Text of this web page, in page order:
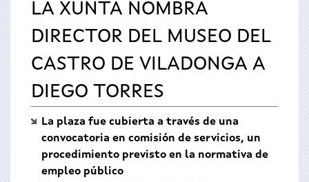
encuentra
usted
aquí
LA XUNTA NOMBRA
DIRECTOR DEL MUSEO DEL
CASTRO DE VILADONGA A
DIEGO TORRES
La plaza fue cubierta a través de una
convocatoria en comisión de servicios, un
procedimiento previsto en la normativa de
empleo público